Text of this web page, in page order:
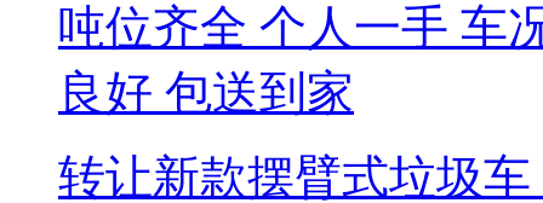
转让新款摆臂式垃圾